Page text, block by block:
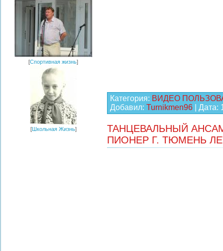
[Спортивная жизнь]
[Школьная Жизнь]
Категория: ВИДЕО
Добавил: Turnikmen96 | Дата:
ТАНЦЕВАЛЬНЫЙ
ПИОНЕР Г. ТЮМЕНЬ